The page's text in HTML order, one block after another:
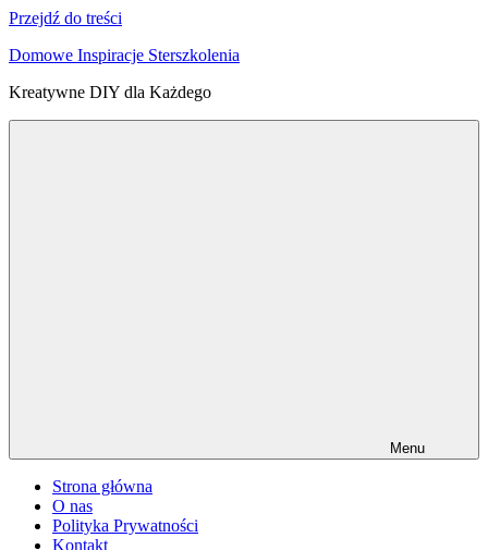
Przejdź do treści
Domowe Inspiracje Sterszkolenia
Kreatywne DIY dla Każdego
Menu
Strona główna
O nas
Polityka Prywatności
Kontakt